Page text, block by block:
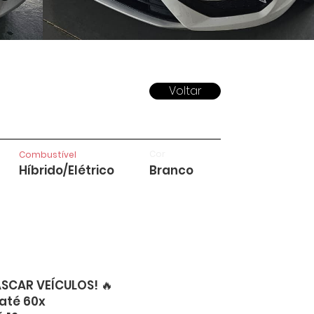
Voltar
Combustível
Híbrido/Elétrico Branco
VEÍCULOS! 🔥
60x